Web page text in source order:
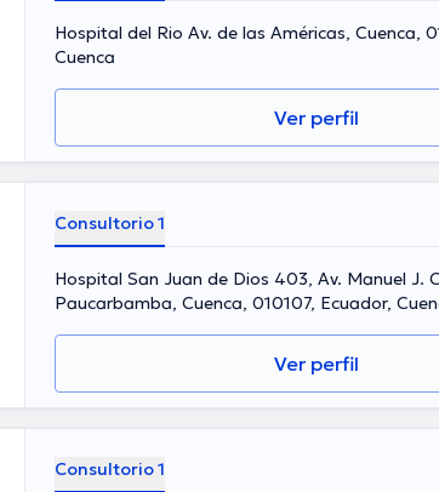
Hospital del Rio Av. de las Américas, Cuenca,
Cuenca
Ver perfil
Consultorio 1
Hospital San Juan de Dios 403, Av. Manuel J.
Paucarbamba, Cuenca, 010107, Ecuador,
Ver perfil
Consultorio 1